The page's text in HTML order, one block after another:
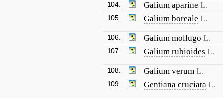
104. Galium aparine L.
105. Galium boreale L.
106. Galium mollugo L.
107. Galium rubioides L.
108. Galium verum L.
109. Gentiana cruciata L.